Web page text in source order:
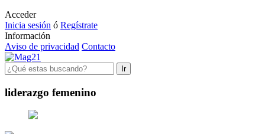
Acceder
Inicia sesión ó Regístrate
Información
Aviso de privacidad Contacto
Ir
liderazgo femenino